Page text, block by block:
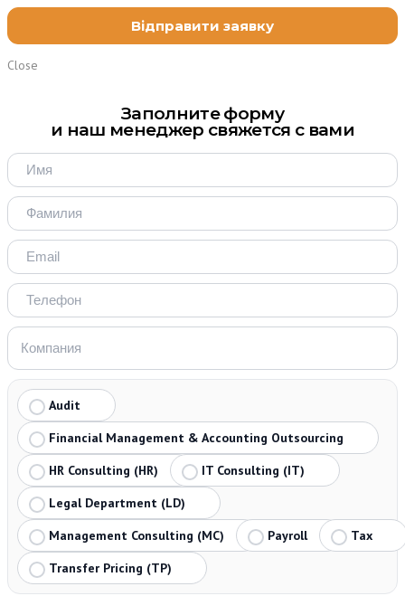
Close
Заполните форму
и наш менеджер свяжется с вами
Audit
Financial Management & Accounting Outsourcing
HR Consulting (HR)
IT Consulting (IT)
Legal Department (LD)
Management Consulting (MC)
Payroll
Tax
Transfer Pricing (TP)